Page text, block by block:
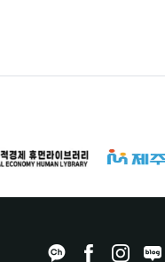
으며, 원치 않는 경우 언